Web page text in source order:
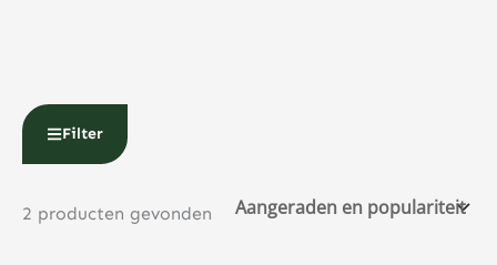
Filter
2 producten gevonden